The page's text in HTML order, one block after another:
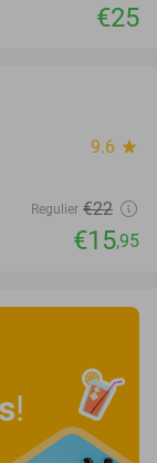
€25
9.6 star
Regulier €22
€15,95
!